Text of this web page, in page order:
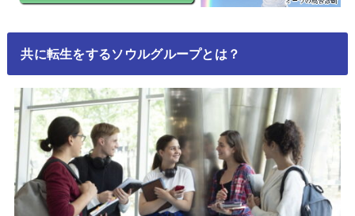
共に転生をするソウルグループとは？